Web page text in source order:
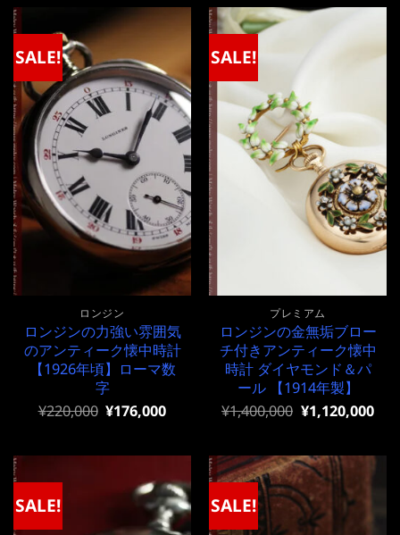
¥580,000
で
し
た。
格
は
¥580,000
で
す。
¥200,000
で
た。
は
SALE!
ロンジン
ロンジンの力強い雰囲気
のアンティーク懐中時計
【1926年頃】ローマ数
字
元
格
¥220,000
で
し
¥220,000 現
価
¥220,000
す。
¥176,000
SALE!
プレミアム
ロンジンの金無垢ブロー
チ付きアンティーク懐中
時計 ダイヤモンド＆パ
ール 【1914年製】
元
格
は
¥1,400,000
で
し
¥1,400,000 現
価
格
は
¥1,400,000
で
す。
¥1,120,000
SALE! SALE!